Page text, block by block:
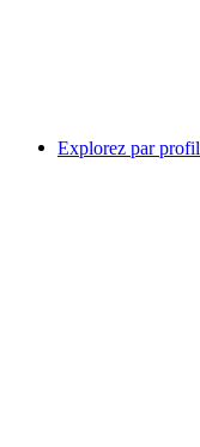
Explorez par profil